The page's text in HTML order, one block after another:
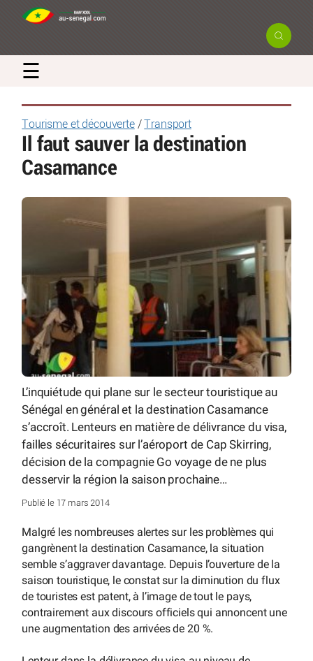
☰
Tourisme et découverte/ Transport
Il faut sauver la destination
Casamance
L’inquiétude qui plane sur le secteur touristique au
Sénégal en général et la destination Casamance
s’accroît. Lenteurs en matière de délivrance du visa,
failles sécuritaires sur l’aéroport de Cap Skirring,
décision de la compagnie Go voyage de ne plus
desservir la région la saison prochaine…
Publié le 17 mars 2014
Malgré les nombreuses alertes sur les problèmes qui
gangrènent la destination Casamance, la situation
semble s’aggraver davantage. Depuis l’ouverture de la
saison touristique, le constat sur la diminution du flux
de touristes est patent, à l’image de tout le pays,
contrairement aux discours officiels qui annoncent une
une augmentation des arrivées de 20 %.